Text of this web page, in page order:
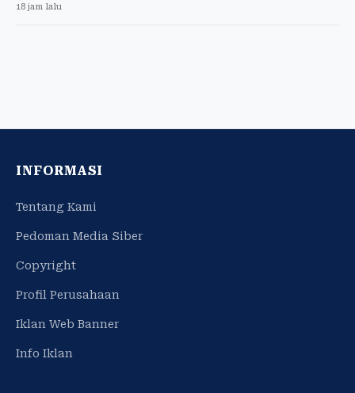
18 jam lalu
INFORMASI
Tentang Kami
Pedoman Media Siber
Copyright
Profil Perusahaan
Iklan Web Banner
Info Iklan